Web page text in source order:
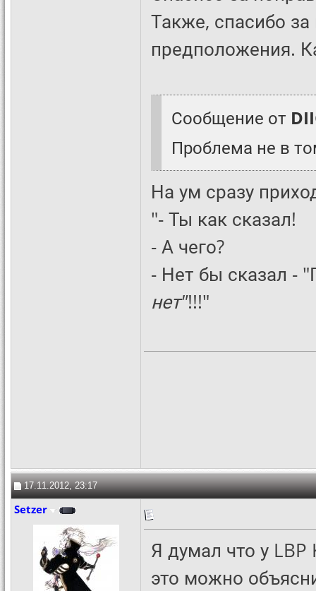
Также, спасибо
предположения.
Сообщение от
Проблема не в
На ум сразу
"- Ты как сказал!
- А чего?
- Нет бы сказал -
нет"!!!"
17.11.2012, 23:17
Setzer
Я думал что у
это можно